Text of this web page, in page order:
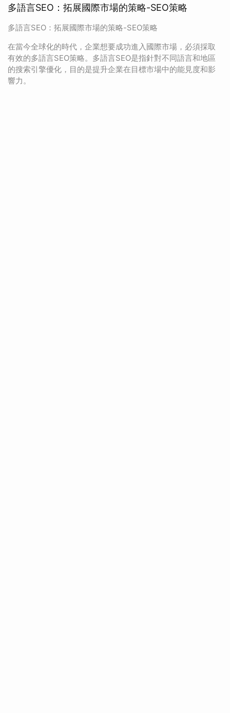
多語言SEO：拓展國際市場的策略-SEO策略
多語言SEO：拓展國際市場的策略-SEO策略
在當今全球化的時代，企業想要成功進入國際市場，必須採取
有效的多語言SEO策略。多語言SEO是指針對不同語言和地區
的搜索引擎優化，目的是提升企業在目標市場中的能見度和影
響力。